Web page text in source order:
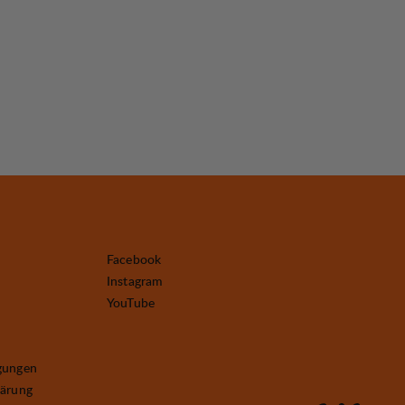
Facebook
Instagram
YouTube